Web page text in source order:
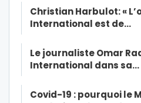
Christian Harbulot: «
International est de…
Le journaliste Omar
International dans sa…
Covid-19 : pourquoi le